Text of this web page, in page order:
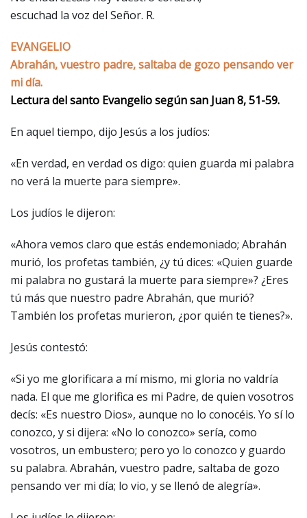
escuchad la voz del Señor. R.
EVANGELIO
Abrahán, vuestro padre, saltaba de gozo pensando ver
mi día.
Lectura del santo Evangelio según san Juan 8, 51-59.
En aquel tiempo, dijo Jesús a los judíos:
«En verdad, en verdad os digo: quien guarda mi palabra
no verá la muerte para siempre».
Los judíos le dijeron:
«Ahora vemos claro que estás endemoniado; Abrahán
murió, los profetas también, ¿y tú dices: «Quien guarde
mi palabra no gustará la muerte para siempre»? ¿Eres
tú más que nuestro padre Abrahán, que murió?
También los profetas murieron, ¿por quién te tienes?».
Jesús contestó:
«Si yo me glorificara a mí mismo, mi gloria no valdría
nada. El que me glorifica es mi Padre, de quien vosotros
decís: «Es nuestro Dios», aunque no lo conocéis. Yo sí lo
conozco, y si dijera: «No lo conozco» sería, como
vosotros, un embustero; pero yo lo conozco y guardo
su palabra. Abrahán, vuestro padre, saltaba de gozo
pensando ver mi día; lo vio, y se llenó de alegría».